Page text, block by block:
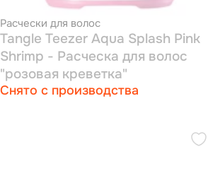
Расчески для волос
Tangle Teezer Aqua Splash Pink
Shrimp - Расческа для волос
"розовая креветка"
Снято с производства